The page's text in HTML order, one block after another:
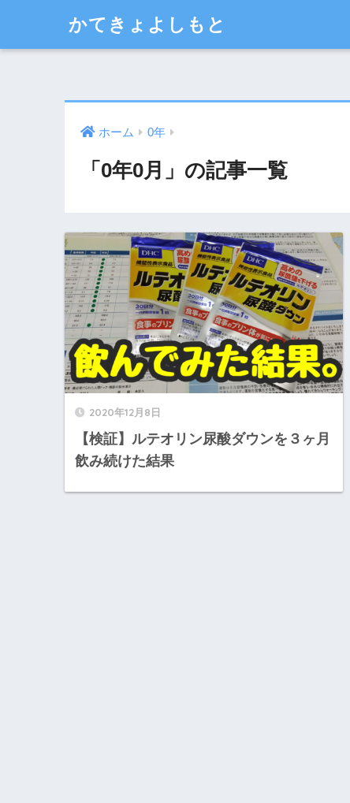
かてきょよしもと
ホーム 0年
「0年0月」の記事一覧
2020年12月8日
【検証】ルテオリン尿酸ダウンを３ヶ月
飲み続けた結果